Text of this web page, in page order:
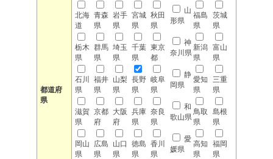
都道府
県
北海
道
青森
県
岩手
県
宮城
県
秋田
県
山
形県
福島
県
茨城
県
栃木
県
群馬
県
埼玉
県
千葉
県
東京
都
神
奈川県
新潟
県
富山
県
石川
県
福井
県
山梨
県
長野
県
岐阜
県
静
岡県
愛知
県
三重
県
滋賀
県
京都
府
大阪
府
兵庫
県
奈良
県
和
歌山県
鳥取
県
島根
県
岡山
県
広島
県
山口
県
徳島
県
香川
県
愛
媛県
高知
県
福岡
県